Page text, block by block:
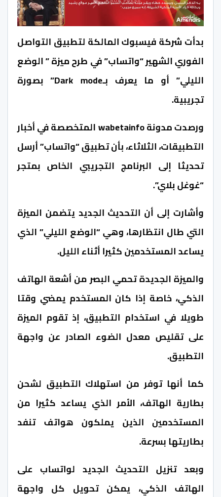
بدأت شركة فيسبوك المالكة لتطبيق التواصل
الفوري الشهير “واتساب” في طرح ميزة ” الوضع
الليلي” أو ما يعرف بـDark mode” بصورة
تجريبية.
ورصدت مدونة wabetainfo المتخصصة في أخبار
التطبيقات، الثلاثاء، بأن تطبيق “واتساب” أرسل
تحديثا إلى البرنامج التجريبي الخاص بمتجر
“غوغل بلاي”.
وأشارت إلى أن التحديث الجديد يتضمن الميزة
التي طال انتظارها، وهي “الوضع الليلي” الذي
يساعد المستخدمين كثيرا أثناء الليل.
والميزة الجديدة تحمي البصر من أشعة الهاتف
الذكي، خاصة إذا كان المستخدم يمضي وقتا
طويلا في استخدام التطبيق، إذ تقوم الميزة
على تقليص معدل الضوء الصادر عن واجهة
التطبيق.
كما أنها توفر من استهلاك التطبيق لشحن
بطارية الهاتف، الأمر الذي يساعد كثيرا من
المستخدمين الذين يملكون هواتف تنفد
بطاريتها بسرعة.
وبعد تنزيل التحديث الجديد لواتساب على
الهاتف الذكي، يمكن تحويل كل واجهة